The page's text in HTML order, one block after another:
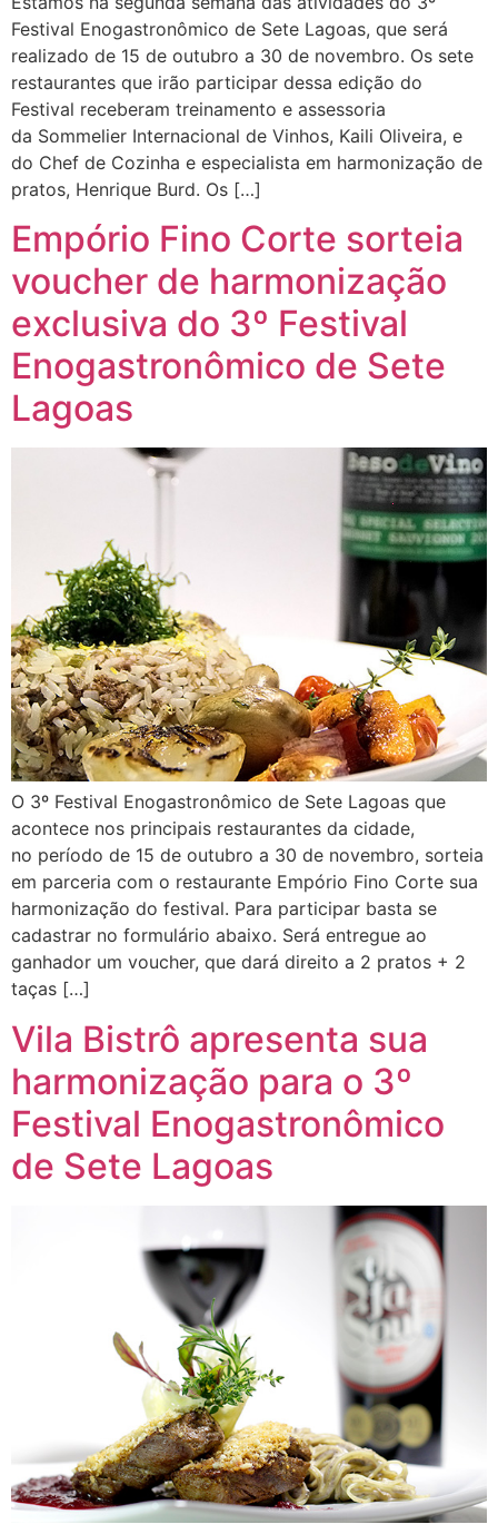
Festival Enogastronômico de Sete Lagoas, que será
realizado de 15 de outubro a 30 de novembro. Os sete
restaurantes que irão participar dessa edição do
Festival receberam treinamento e assessoria
da Sommelier Internacional de Vinhos, Kaili Oliveira, e
do Chef de Cozinha e especialista em harmonização de
pratos, Henrique Burd. Os […]
Empório Fino Corte sorteia
voucher de harmonização
exclusiva do 3º Festival
Enogastronômico de Sete
Lagoas
O 3º Festival Enogastronômico de Sete Lagoas que
acontece nos principais restaurantes da cidade,
no período de 15 de outubro a 30 de novembro, sorteia
em parceria com o restaurante Empório Fino Corte sua
harmonização do festival. Para participar basta se
cadastrar no formulário abaixo. Será entregue ao
ganhador um voucher, que dará direito a 2 pratos + 2
taças […]
Vila Bistrô apresenta sua
harmonização para o 3º
Festival Enogastronômico
de Sete Lagoas